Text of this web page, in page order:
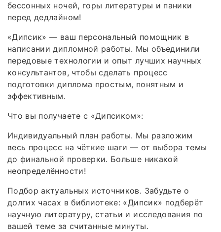
бессонных ночей, горы литературы и паники
перед дедлайном!
«Дипсик» — ваш персональный помощник в
написании дипломной работы. Мы объединили
передовые технологии и опыт лучших научных
консультантов, чтобы сделать процесс
подготовки диплома простым, понятным и
эффективным.
Что вы получаете с «Дипсиком»:
Индивидуальный план работы. Мы разложим
весь процесс на чёткие шаги — от выбора темы
до финальной проверки. Больше никакой
неопределённости!
Подбор актуальных источников. Забудьте о
долгих часах в библиотеке: «Дипсик» подберёт
научную литературу, статьи и исследования по
вашей теме за считанные минуты.